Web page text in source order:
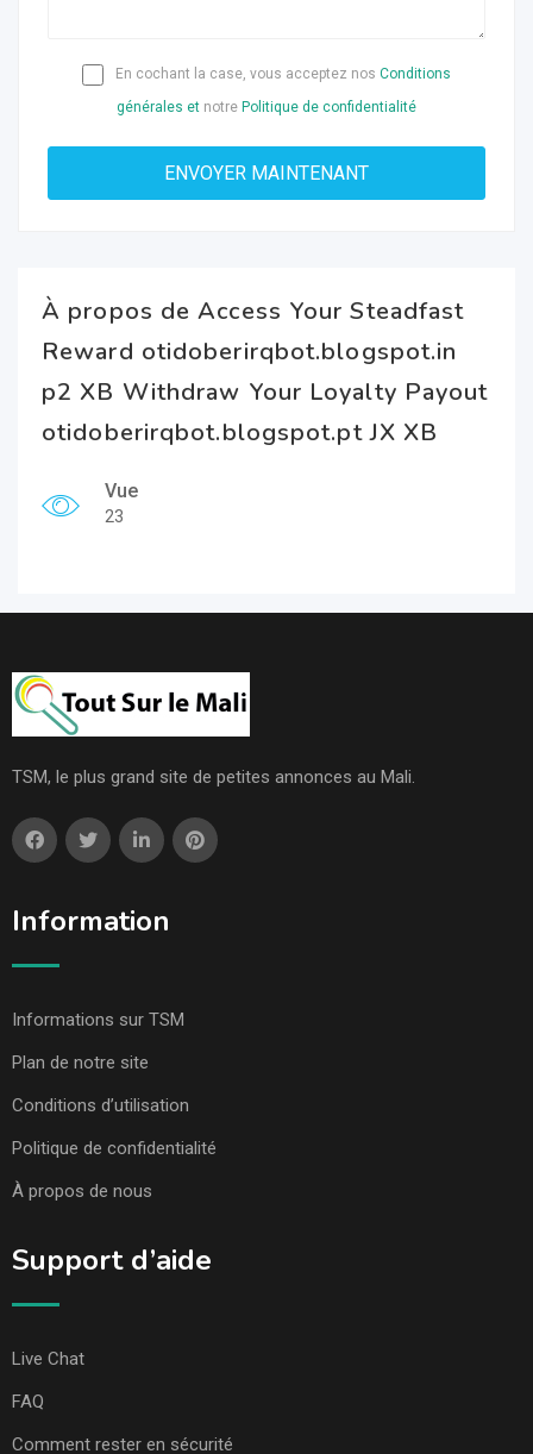
En cochant la case, vous acceptez nos Conditions
générales et notre Politique de confidentialité
À propos de Access Your Steadfast
Reward otidoberirqbot.blogspot.in
p2 XB Withdraw Your Loyalty Payout
otidoberirqbot.blogspot.pt JX XB
Vue
23
TSM, le plus grand site de petites annonces au Mali.
Information
Informations sur TSM
Plan de notre site
Conditions d’utilisation
Politique de confidentialité
À propos de nous
Support d’aide
Live Chat
FAQ
Comment rester en sécurité